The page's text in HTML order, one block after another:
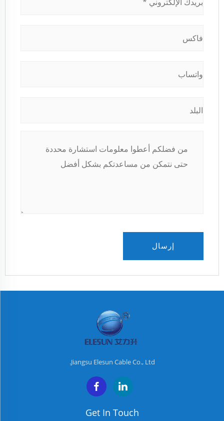
إرسال
Jiangsu Elesun Cable Co., Ltd.
Get In Touch